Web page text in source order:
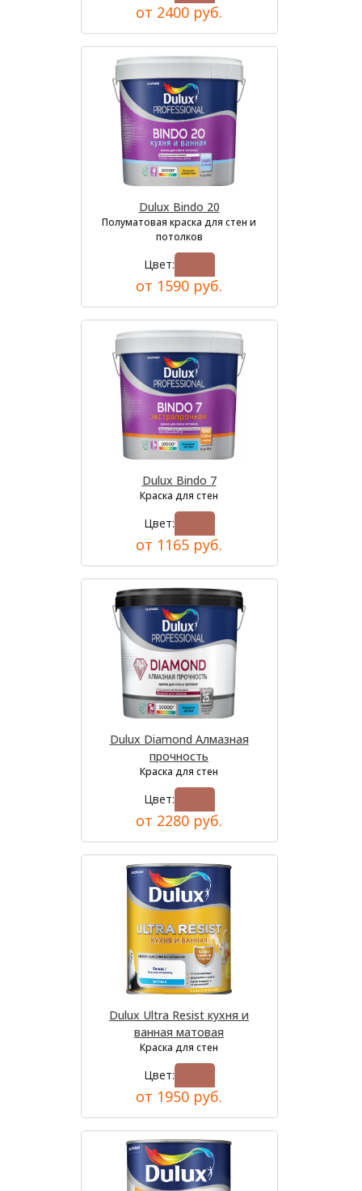
от 2400 руб.
Dulux Bindo 20
Полуматовая краска для стен и
потолков
Цвет:
от 1590 руб.
Dulux Bindo 7
Краска для стен
Цвет:
от 1165 руб.
Dulux Diamond Алмазная
прочность
Краска для стен
Цвет:
от 2280 руб.
Dulux Ultra Resist кухня и
ванная матовая
Краска для стен
Цвет:
от 1950 руб.